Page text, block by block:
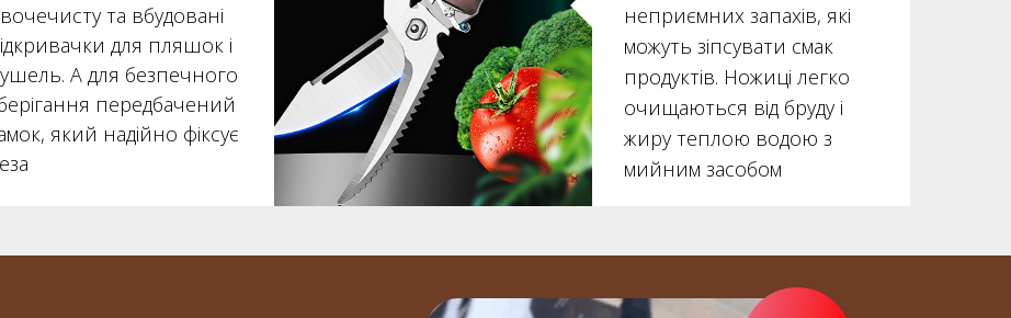
та вбудовані
для пляшок і
А для безпечного
передбачений
який надійно фіксує
неприємних запахів, які
можуть зіпсувати смак
продуктів. Ножиці легко
очищаються від бруду і
жиру теплою водою з
мийним засобом